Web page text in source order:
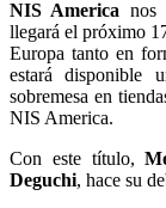
NIS America nos
llegará el próximo
Europa tanto en
estará disponible
sobremesa en
NIS America.
Con este título,
Deguchi, hace su